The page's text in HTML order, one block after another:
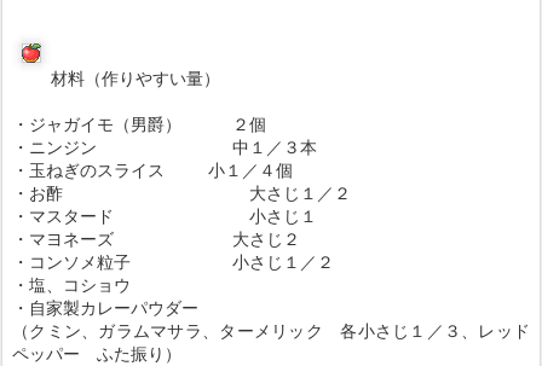
材料（作りやすい量）
・ジャガイモ（男爵） ２個
・ニンジン 中１／３本
・玉ねぎのスライス 小１／４個
・お酢 大さじ１／２
・マスタード 小さじ１
・マヨネーズ 大さじ２
・コンソメ粒子 小さじ１／２
・塩、コショウ
・自家製カレーパウダー
（クミン、ガラムマサラ、ターメリック 各小さじ１／３、レッド
ペッパー ふた振り）